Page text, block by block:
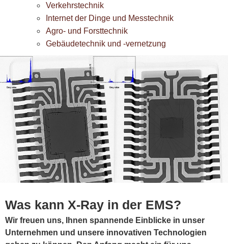
Verkehrstechnik
Internet der Dinge und Messtechnik
Agro- und Forsttechnik
Gebäudetechnik und -vernetzung
Was kann X-Ray in der EMS?
Wir freuen uns, Ihnen spannende Einblicke in unser
Unternehmen und unsere innovativen Technologien